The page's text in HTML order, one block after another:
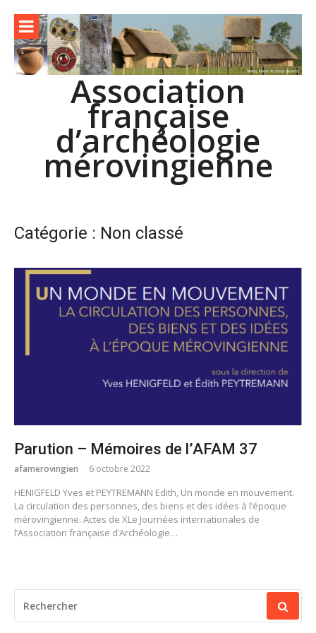
contenu
Association
française
d’archéologie
mérovingienne
Catégorie : Non classé
Parution – Mémoires de l’AFAM 37
afamerovingien 6 octobre 2022
HENIGFELD Yves et PEYTREMANN Edith, Un monde en mouvement.
La circulation des personnes, des biens et des idées à l’époque
mérovingienne. Actes de XLe Journées internationales de
l’Association française d’Archéologie…
POUR
: